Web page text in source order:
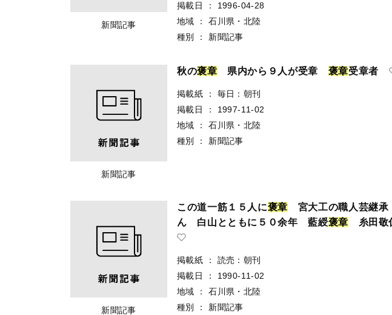
新聞記事
掲載日
：
1996-04-28
地域
：
石川県・北陸
種別
： 新聞記事
新聞記事
秋の褒章 県内から９人が受章 褒章受章者
掲載紙 ：
毎日：朝刊
掲載日
：
1997-11-02
地域
：
石川県・北陸
種別
： 新聞記事
新聞記事
この道一筋１５人に褒章 宮大工の職人芸継
ん 白山とともに５０余年 藍綬褒章 糸田敬
掲載紙 ：
読売：朝刊
掲載日
：
1990-11-02
地域
：
石川県・北陸
種別
： 新聞記事